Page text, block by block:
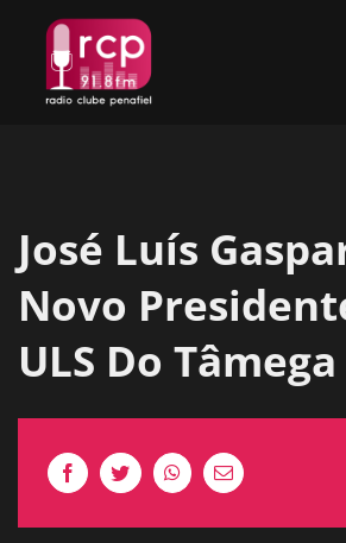
content
José Luís
Novo
ULS Do